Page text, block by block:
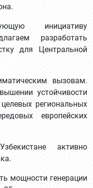
инициативу
разработать
для Центральной
вызовам.
устойчивости
региональных
европейских
активно
мощности генерации